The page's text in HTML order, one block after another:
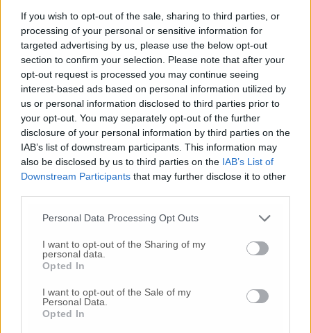
If you wish to opt-out of the sale, sharing to third parties, or
processing of your personal or sensitive information for
targeted advertising by us, please use the below opt-out
section to confirm your selection. Please note that after your
opt-out request is processed you may continue seeing
interest-based ads based on personal information utilized by
us or personal information disclosed to third parties prior to
your opt-out. You may separately opt-out of the further
disclosure of your personal information by third parties on the
IAB’s list of downstream participants. This information may
also be disclosed by us to third parties on the IAB’s List of
Downstream Participants that may further disclose it to other
Personal Data Processing Opt Outs
I want to opt-out of the Sharing of my
personal data.
Opted In
I want to opt-out of the Sale of my
Personal Data.
Opted In
Stefano Tombolini